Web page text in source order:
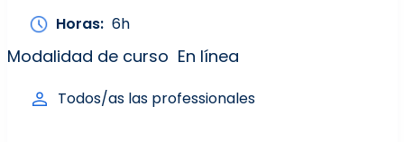
Horas 6h
Modalidad de curso En línea
Todos/as las professionales